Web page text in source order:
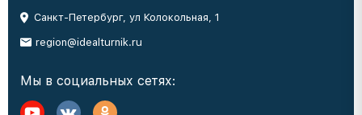
Санкт-Петербург, ул Колокольная, 1
region@idealturnik.ru
Мы в социальных сетях: